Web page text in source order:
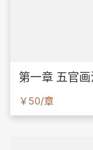
第一章 五官画
￥50/章